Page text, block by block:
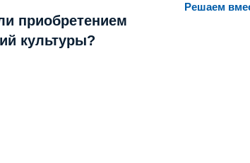
Решаем
приобретением
культуры?